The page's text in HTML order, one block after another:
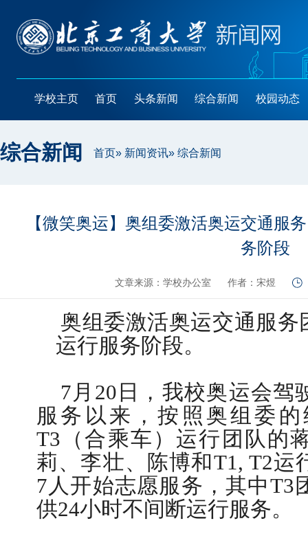
学校主页 首页 头条新闻 综合新闻 校园动态
综合新闻 首页» 新闻资讯» 综合新闻
【微笑奥运】奥组委激活奥运交通服
务阶段
文章来源：学校办公室 作者：宋煜
奥组委激活奥运交通服务
运行服务阶段。
7 月 20 日
，我校奥运会驾
服务以来，按照奥组委
T3 （合乘车）运行团队的
莉、李壮、陈博和 T1, T2运
7 人开始志愿服务，其中T3
供24小时不间断运行服务。